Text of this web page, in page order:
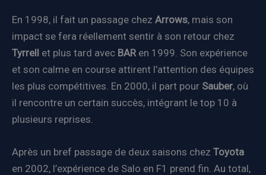
En 1998, il fait un passage chez Arrows, mais son
impact se fera réellement sentir à son retour chez
Tyrrell et plus tard avec BAR en 1999. Son expérience
et son calme en course attirent l’attention des équipes
les plus compétitives. En 2000, il part pour Sauber, où
il rencontre un certain succès, intégrant le top 10 à
plusieurs reprises.
Après un bref passage de deux saisons chez Toyota
en 2002, l’expérience de Salo en F1 prend fin. Au total,